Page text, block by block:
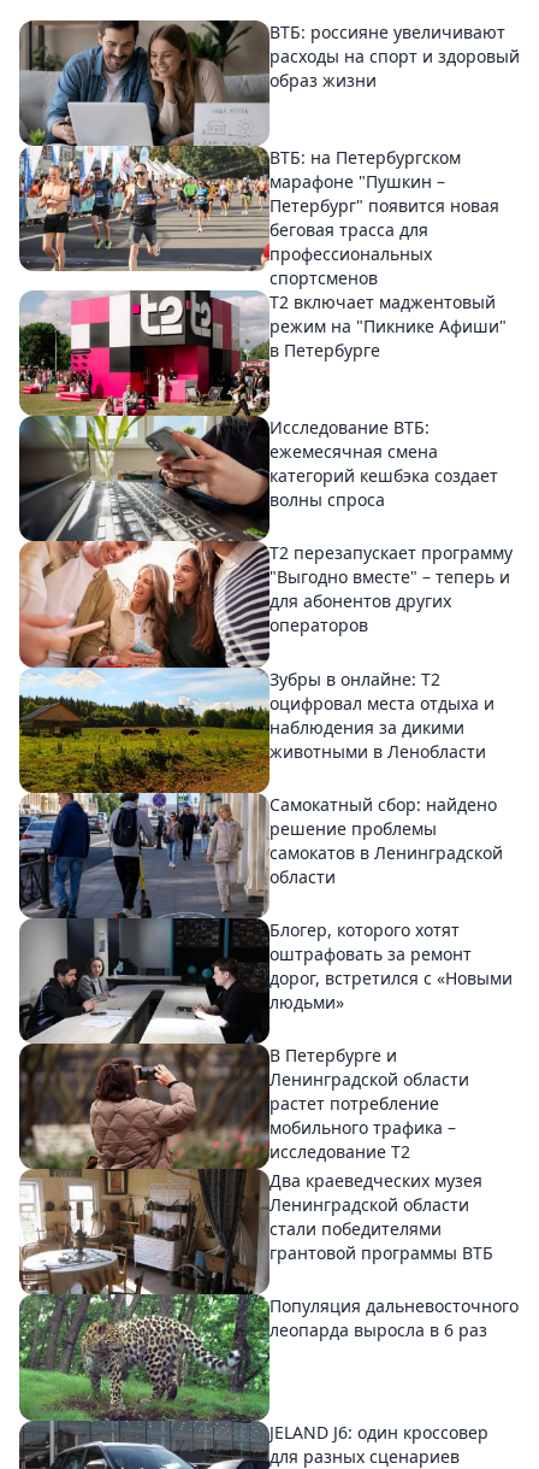
ВТБ: россияне увеличивают
расходы на спорт и здоровый
образ жизни
ВТБ: на Петербургском
марафоне "Пушкин –
Петербург" появится новая
беговая трасса для
профессиональных
спортсменов
Т2 включает маджентовый
режим на "Пикнике Афиши"
в Петербурге
Исследование ВТБ:
ежемесячная смена
категорий кешбэка создает
волны спроса
Т2 перезапускает программу
"Выгодно вместе" – теперь и
для абонентов других
операторов
Зубры в онлайне: Т2
оцифровал места отдыха и
наблюдения за дикими
животными в Ленобласти
Самокатный сбор: найдено
решение проблемы
самокатов в Ленинградской
области
Блогер, которого хотят
оштрафовать за ремонт
дорог, встретился с «Новыми
людьми»
В Петербурге и
Ленинградской области
растет потребление
мобильного трафика –
исследование T2
Два краеведческих музея
Ленинградской области
стали победителями
грантовой программы ВТБ
Популяция дальневосточного
леопарда выросла в 6 раз
JELAND J6: один кроссовер
для разных сценариев